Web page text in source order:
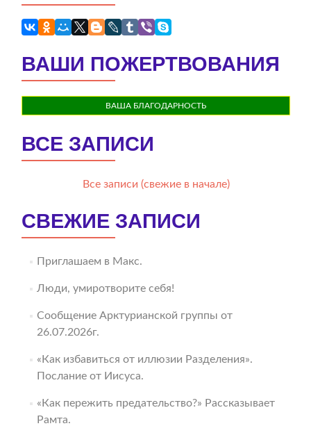
ВАШИ ПОЖЕРТВОВАНИЯ
ВАША БЛАГОДАРНОСТЬ
ВСЕ ЗАПИСИ
Все записи (свежие в начале)
СВЕЖИЕ ЗАПИСИ
Приглашаем в Макс.
Люди, умиротворите себя!
Сообщение Арктурианской группы от
26.07.2026г.
«Как избавиться от иллюзии Разделения».
Послание от Иисуса.
«Как пережить предательство?» Рассказывает
Рамта.